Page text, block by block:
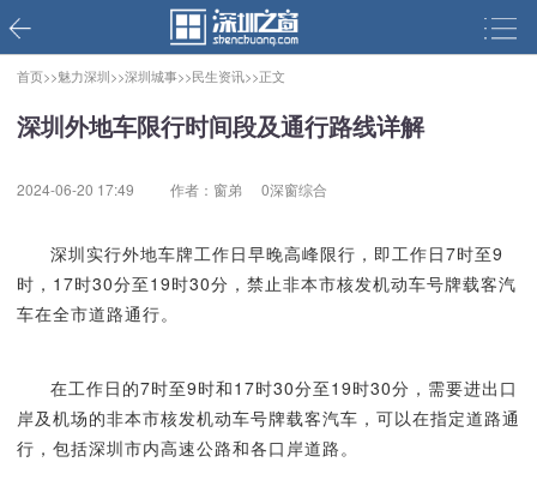
首页>>魅力深圳>>深圳城事>>民生资讯>>正文
深圳外地车限行时间段及通行路线详解
2024-06-20 17:49 作者：窗弟 0深窗综合
深圳实行外地车牌工作日早晚高峰限行，即工作日7时至9
时，17时30分至19时30分，禁止非本市核发机动车号牌载客汽
车在全市道路通行。
在工作日的7时至9时和17时30分至19时30分，需要进出口
岸及机场的非本市核发机动车号牌载客汽车，可以在指定道路通
行，包括深圳市内高速公路和各口岸道路。